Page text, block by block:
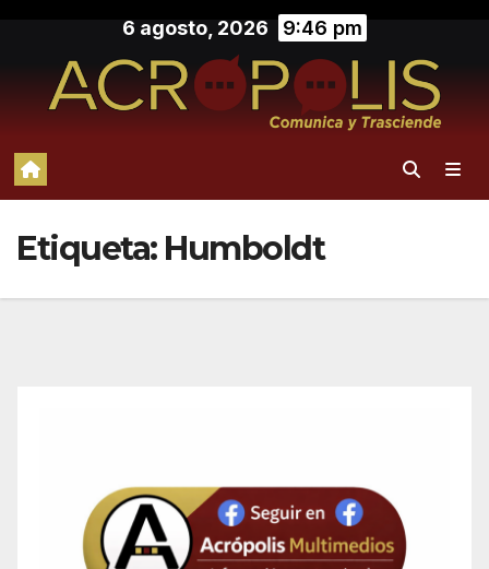
contenido
6 agosto, 2026 9:46 pm
Etiqueta: Humboldt